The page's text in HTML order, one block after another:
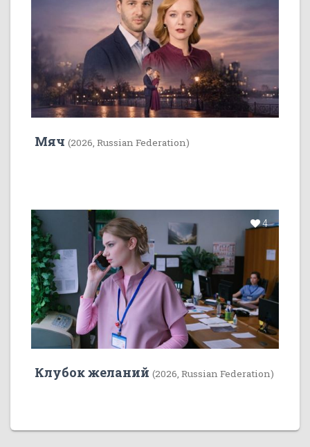
Мяч (2026, Russian Federation)
4
Клубок желаний (2026, Russian Federation)